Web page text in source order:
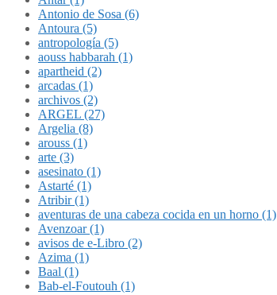
Antonio de Sosa (6)
Antoura (5)
antropología (5)
aouss habbarah (1)
apartheid (2)
arcadas (1)
archivos (2)
ARGEL (27)
Argelia (8)
arouss (1)
arte (3)
asesinato (1)
Astarté (1)
Atribir (1)
aventuras de una cabeza cocida en un horno (1)
Avenzoar (1)
avisos de e-Libro (2)
Azima (1)
Baal (1)
Bab-el-Foutouh (1)